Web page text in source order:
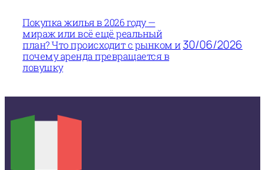
Покупка жилья в 2026 году —
мираж или всё ещё реальный
план? Что происходит с рынком и
почему аренда превращается в
ловушку
30/06/2026